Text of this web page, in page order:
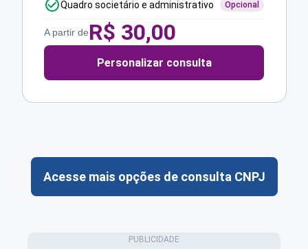
Quadro societário e administrativo Opcional
A partir deR$ 30,00
Personalizar consulta
Acesse mais opções de consulta CNPJ